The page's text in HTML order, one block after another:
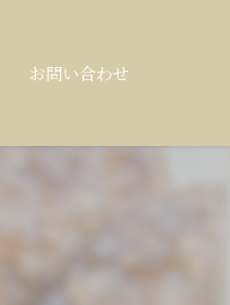
お問い合わせ